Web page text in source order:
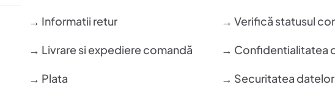
→ Informatii retur
→ Livrare si expediere comandă
→ Plata
→ Verifică statusul
→ Confidentialitatea
→ Securitatea